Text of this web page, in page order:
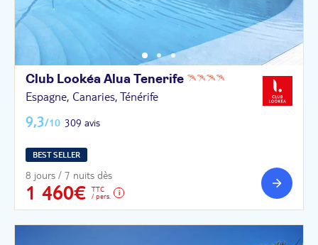
Club Lookéa Alua Tenerife
Espagne, Canaries, Ténérife
9,3/10 309 avis
BEST SELLER
8 jours / 7 nuits dès
1 460€
TTC
/ pers.